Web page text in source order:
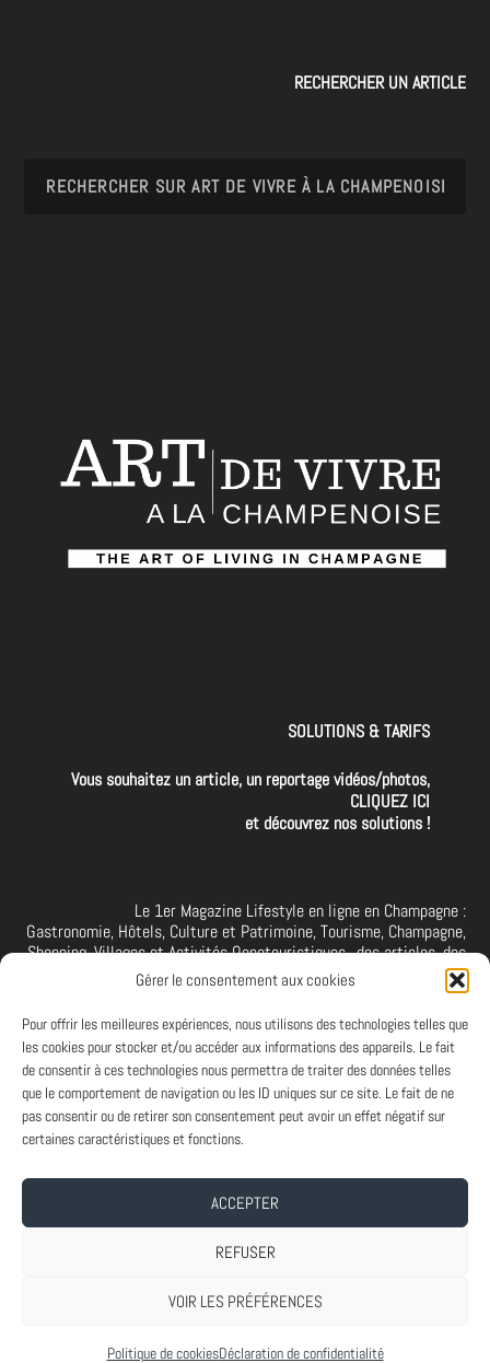
Gérer le consentement aux cookies
Pour offrir les meilleures expériences, nous utilisons des technologies telles que
les cookies pour stocker et/ou accéder aux informations des appareils. Le fait
de consentir à ces technologies nous permettra de traiter des données telles
que le comportement de navigation ou les ID uniques sur ce site. Le fait de ne
pas consentir ou de retirer son consentement peut avoir un effet négatif sur
certaines caractéristiques et fonctions.
ACCEPTER
REFUSER
VOIR LES PRÉFÉRENCES
Politique de cookiesDéclaration de confidentialité
RECHERCHER UN ARTICLE
SOLUTIONS & TARIFS
Vous souhaitez un article, un reportage vidéos/photos,
CLIQUEZ ICI
et découvrez nos solutions !
Le 1er Magazine Lifestyle en ligne en Champagne :
Gastronomie, Hôtels, Culture et Patrimoine, Tourisme, Champagne,
Shopping, Villages et Activités Oenotouristiques.. des articles, des
interviews, des vidéos et photos de la Champagne. A retrouver et à
suivre aussi sur facebook I X I Threads I YouTube I TikTok I
Instagram I Linkedin
PARTENAIRES
Et vous ? Vous souhaitez devenir Partenaire d'Art de Vivre à la
Champenoise, n'hésitez pas à nous contacter.
A PROPOS-ABONNEMENT NEWSLETTER-MENTIONS LEGALES